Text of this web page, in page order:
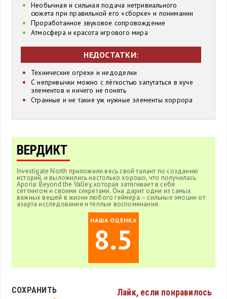
Необычная и сильная подача нетривиального
сюжета при правильной его «сборке» и понимании
Проработанное звуковое сопровождение
Атмосфера и красота игрового мира
НЕДОСТАТКИ:
Технические огрехи и недоделки
С непривычки можно с лёгкостью запутаться в куче
элементов и ничего не понять
Странные и не такие уж нужные элементы хоррора
ВЕРДИКТ
Investigate North приложили весь свой талант по созданию
историй, и выложились настолько хорошо, что получилась
Aporia: Beyond the Valley, которая затягивает в себя
сеттингом и своими секретами. Она дарит одни из самых
важных вещей в жизни любого геймера – сильные эмоции от
азарта исследования и тёплые воспоминания.
НАША ОЦЕНКА
8.5
Лайк, если понравилось
СОХРАНИТЬ